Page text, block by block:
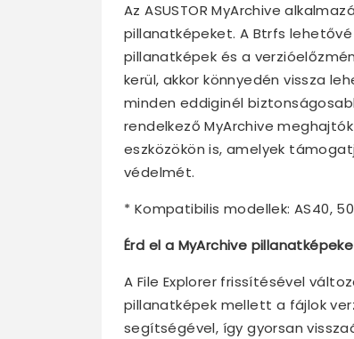
Az ASUSTOR MyArchive
pillanatképeket. A Btrfs
pillanatképek és a
kerül, akkor könnyedén vissza
minden eddiginél
rendelkező MyArchive
eszközökön is, amelyek
védelmét.
* Kompatibilis modellek: AS40,
Érd el a MyArchive
A File Explorer frissítésével
pillanatképek mellett a fájlok
segítségével, így gyorsan